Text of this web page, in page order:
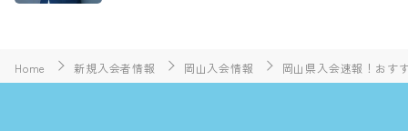
Home 新規入会者情報 岡山入会情報 岡山県入会速報！おす